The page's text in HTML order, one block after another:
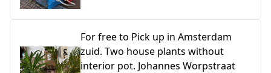
For free to Pick up in Amsterdam
zuid. Two house plants without
interior pot. Johannes Worpstraat